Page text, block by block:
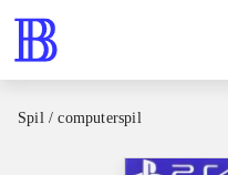
Spil / computerspil